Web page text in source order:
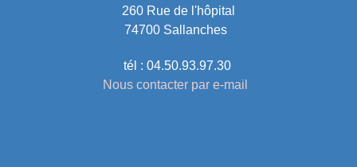
260 Rue de l'hôpital
74700 Sallanches
tél : 04.50.93.97.30
Nous contacter par e-mail